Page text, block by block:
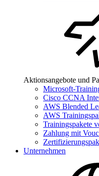
Aktionsangebote und
Microsoft-
Cisco CCNA
AWS Blended
AWS
Trainingspakete
Zahlung mit
Unternehmen